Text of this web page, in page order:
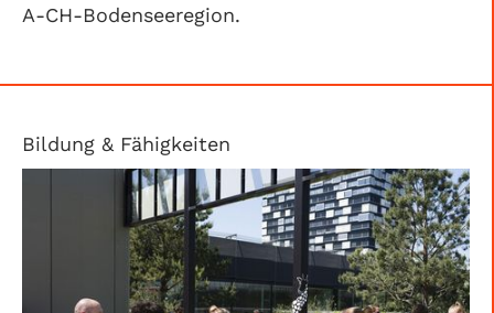
A-CH-Bodenseeregion.
Bildung & Fähigkeiten